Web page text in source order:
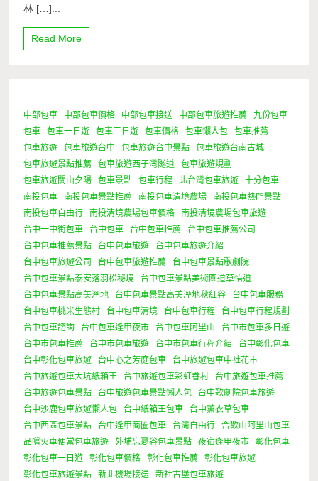
林 […]...
Read More
1 Minute
中部包車 中部包車價格 中部包車接送 中部包車旅遊推薦
九份包車
包車
包車一日遊 包車三日遊 包車價格 包車懶人包
包車推薦
包車旅遊
包車旅遊台中 包車旅遊台中景點
包車旅遊台南古城
包車旅遊景點推薦
包車旅遊西子灣隧道
包車旅遊規劃
包車旅遊關山夕陽
包車景點 包車行程 北台灣包車旅遊
十分包車
南投包車
南投包車景點推薦 南投包車清境農場
南投包車熱門景點
南投包車自由行
南投清境農場包車價格
南投清境農場包車旅遊
台中一中街包車
台中包車 台中包車推薦
台中包車推薦公司
台中包車推薦景點
台中包車旅遊
台中包車旅遊介紹
台中包車旅遊公司
台中包車旅遊推薦
台中包車景點歌劇院
台中包車景點泰安落羽松秘境
台中包車景點美術園道草悟道
台中包車景點高美溼地
台中包車景點高美溼地秋紅谷
台中包車服務
台中包車桃米生態村
台中包車清境 台中包車行程
台中包車行程規劃
台中包車諮詢
台中包車逢甲夜市 台中包車阿里山
台中市包車多日遊
台中市包車推薦
台中市包車旅遊 台中市包車行程介紹
台中彰化包車
台中彰化包車旅遊
台中心之芳庭包車
台中旅遊包車中社花市
台中旅遊包車大坑紙箱王
台中旅遊包車彩虹眷村
台中旅遊包車推薦
台中旅遊包車景點
台中旅遊包車景點懶人包
台中歌劇院包車旅遊
台中沙鹿包車旅遊懶人包
台中紙箱王包車
台中薰衣草包車
台中西區包車景點
台中逢甲商圈包車 台灣自由行
合歡山阿里山包車
品嚐火車便當包車旅遊
外埔忘憂谷包車景點 夜宿逢甲夜市
彰化包車
彰化包車一日遊
彰化包車價格 彰化包車推薦
彰化包車旅遊
彰化包車旅遊景點
新北機場接送 新社古堡包車旅遊